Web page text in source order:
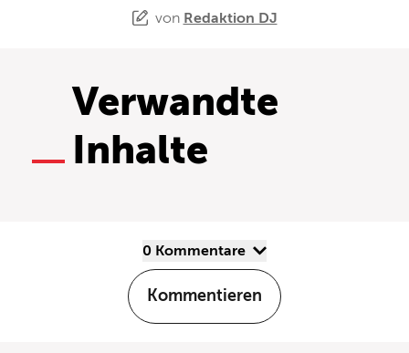
von Redaktion DJ
Verwandte
Inhalte
0 Kommentare
Kommentieren